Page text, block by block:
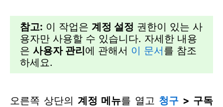
참고: 이 작업은 계정 설정 권한이 있는 사
용자만 사용할 수 있습니다. 자세한 내용
은 사용자 관리에 관해서 이 문서를 참조
하세요.
오른쪽 상단의 계정 메뉴를 열고 청구 > 구독